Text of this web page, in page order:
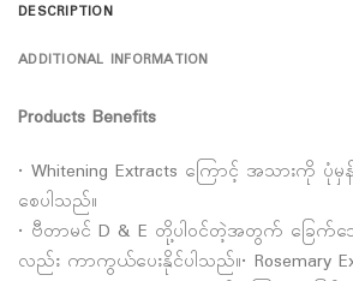
DESCRIPTION
ADDITIONAL INFORMATION
Products Benefits
• Whitening Extracts ကြောင့် အသားကို
စေပါသည်။
• ဗီတာမင် D & E တို့ပါဝင်တဲ့အတွက် ခြေက်သွေ့
လည်း ကာကွယ်ပေးနိုင်ပါသည်။• Rosemary